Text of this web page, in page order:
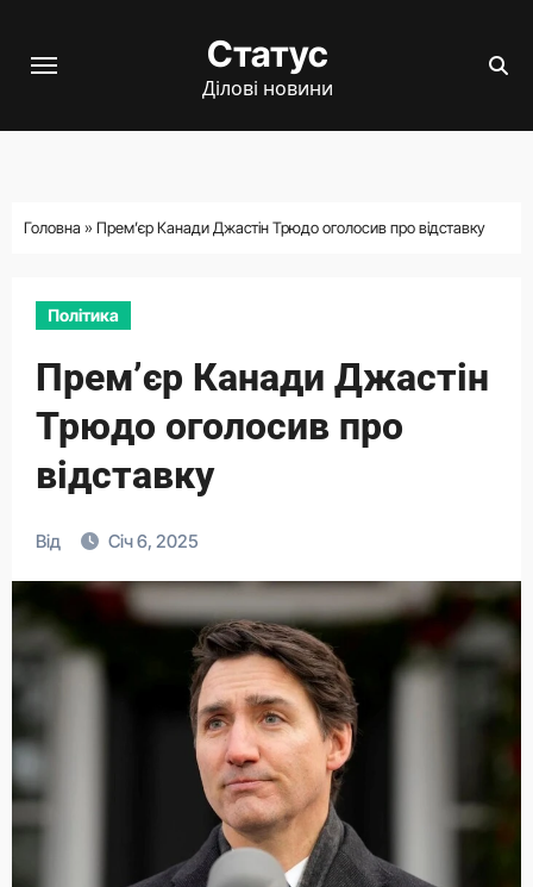
Статус
Ділові новини
Головна » Прем’єр Канади Джастін Трюдо оголосив про відставку
Політика
Прем’єр Канади Джастін
Трюдо оголосив про
відставку
Від Січ 6, 2025